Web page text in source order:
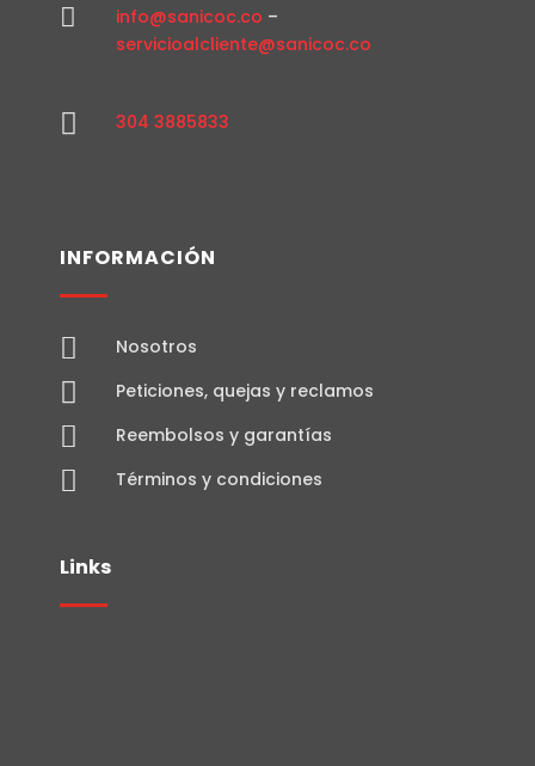
 info@sanicoc.co –
servicioalcliente@sanicoc.co
 304 3885833
INFORMACIÓN
 Nosotros
 Peticiones, quejas y reclamos
 Reembolsos y garantías
 Términos y condiciones
Links